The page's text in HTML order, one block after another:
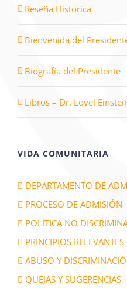
Reseña Histórica
Bienvenida del
Biografía del Presidente
Libros – Dr. Lovel
VIDA COMUNITARIA
DEPARTAMENTO DE
PROCESO DE ADMISIÓN
POLÍTICA NO
PRINCIPIOS
ABUSO Y
QUEJAS Y SUGERENCIAS